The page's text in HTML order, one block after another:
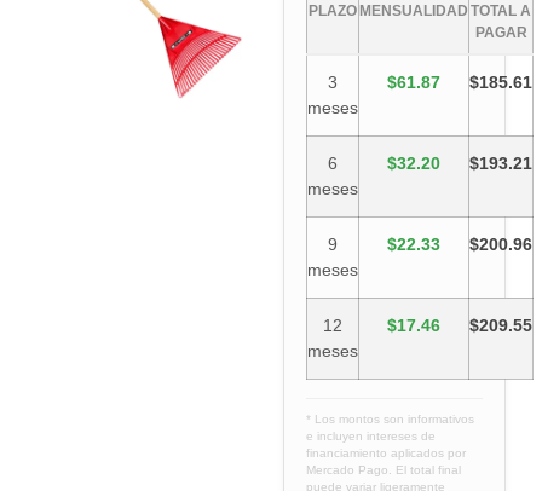
PLAZO MENSUALIDAD TOTAL A
PAGAR
3
meses
$61.87 $185.61
6
meses
$32.20 $193.21
9
meses
$22.33 $200.96
12
meses
$17.46 $209.55
* Los montos son informativos
e incluyen intereses de
financiamiento aplicados por
Mercado Pago. El total final
puede variar ligeramente